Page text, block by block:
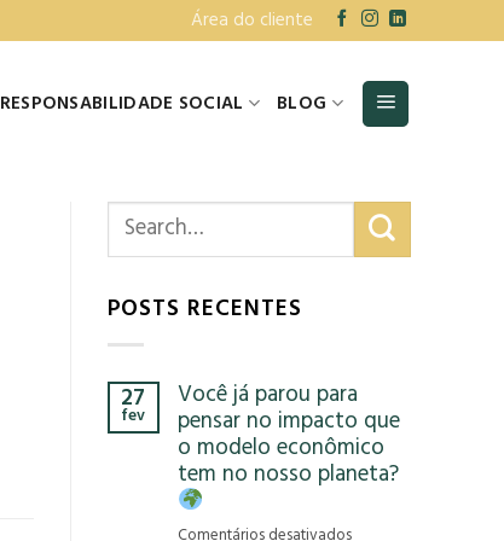
Área do cliente
RESPONSABILIDADE SOCIAL BLOG
POSTS RECENTES
27
fev
Você já parou para
pensar no impacto que
o modelo econômico
tem no nosso planeta?
Comentários desativadosem